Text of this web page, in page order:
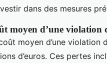
dans des mesures
moyen d’une violation
moyen d’une violation
d’euros. Ces pertes